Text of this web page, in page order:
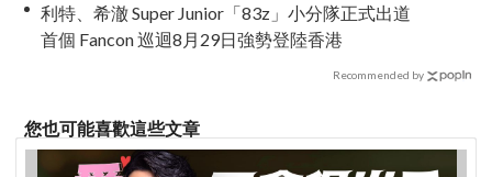
利特、希澈 Super Junior「83z」小分隊正式出道
首個 Fancon 巡迴8月29日強勢登陸香港
Recommended by
您也可能喜歡這些文章